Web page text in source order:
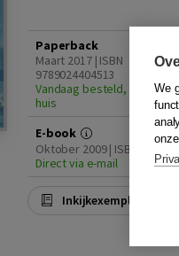
Paperback
Maart 2017 | ISBN
9789024404513
Vandaag besteld, dinsdag
huis
E-book
Oktober 2009 | ISBN
Direct via e-mail
Inkijkexemplaar
We